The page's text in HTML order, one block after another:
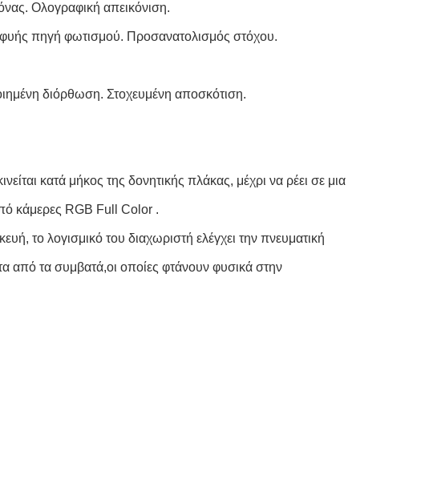
Ολογραφική απεικόνιση.
πηγή φωτισμού. Προσανατολισμός στόχου.
διόρθωση. Στοχευμένη αποσκότιση.
κατά μήκος της δονητικής πλάκας, μέχρι να ρέει σε μια
κάμερες RGB Full Color .
το λογισμικό του διαχωριστή ελέγχει την πνευματική
από τα συμβατά,οι οποίες φτάνουν φυσικά στην